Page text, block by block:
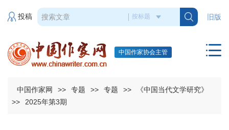
旧版
投稿
中国作家协会主管
中国作家网 >> 专题 >> 专题 >>
《中国当代文学研究》
>>
2025年第3期